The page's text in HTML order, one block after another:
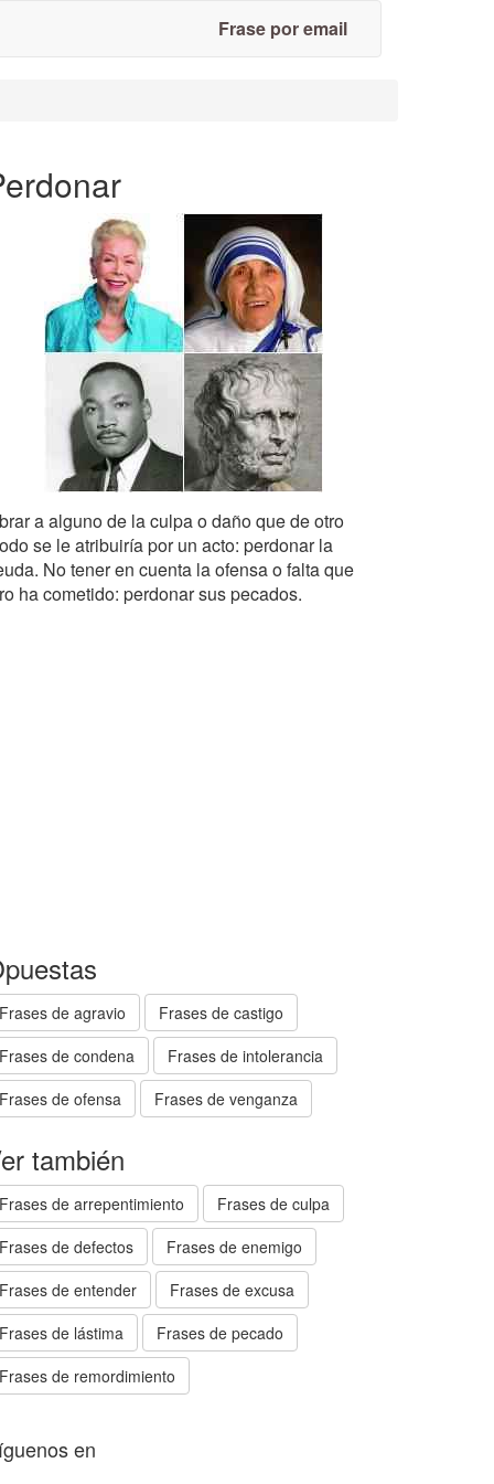
Frase por email
a alguno de la culpa o daño que de otro
se le atribuiría por un acto: perdonar la
No tener en cuenta la ofensa o falta que
ha cometido: perdonar sus pecados.
Frases de agravio
Frases de castigo
Frases de condena
Frases de intolerancia
Frases de ofensa
Frases de venganza
también
Frases de arrepentimiento
Frases de culpa
Frases de defectos
Frases de enemigo
Frases de entender
Frases de excusa
Frases de lástima
Frases de pecado
Frases de remordimiento
en